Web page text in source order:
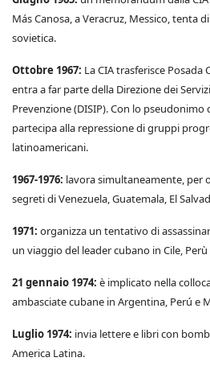
Más Canosa, a Veracruz, Messico, tenta
sovietica.
Ottobre 1967: La CIA trasferisce Posada
entra a far parte della Direzione dei
Prevenzione (DISIP). Con lo pseudonimo
partecipa alla repressione di gruppi
latinoamericani.
1967-1976: lavora simultaneamente, per
segreti di Venezuela, Guatemala, El
1971: organizza un tentativo di
un viaggio del leader cubano in Cile, Perù
21 gennaio 1974: è implicato nella
ambasciate cubane in Argentina, Perú e
Luglio 1974: invia lettere e libri con
America Latina.